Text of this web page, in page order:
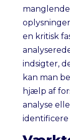
en kritisk
indsigter,
kan man
hjælp af
analyse
identificere